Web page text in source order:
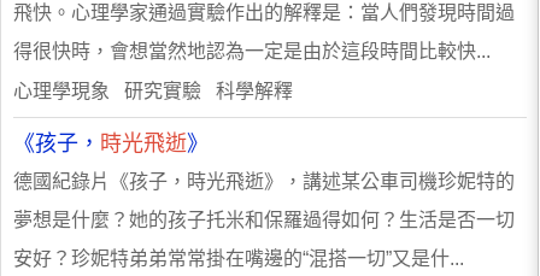
飛快。心理學家通過實驗作出的解釋是：當人們發現時間過
得很快時，會想當然地認為一定是由於這段時間比較快...
心理學現象 研究實驗 科學解釋
《孩子， 時光飛逝》
德國紀錄片《孩子，時光飛逝》，講述某公車司機珍妮特的
夢想是什麼？她的孩子托米和保羅過得如何？生活是否一切
安好？珍妮特弟弟常常掛在嘴邊的“混搭一切”又是什...